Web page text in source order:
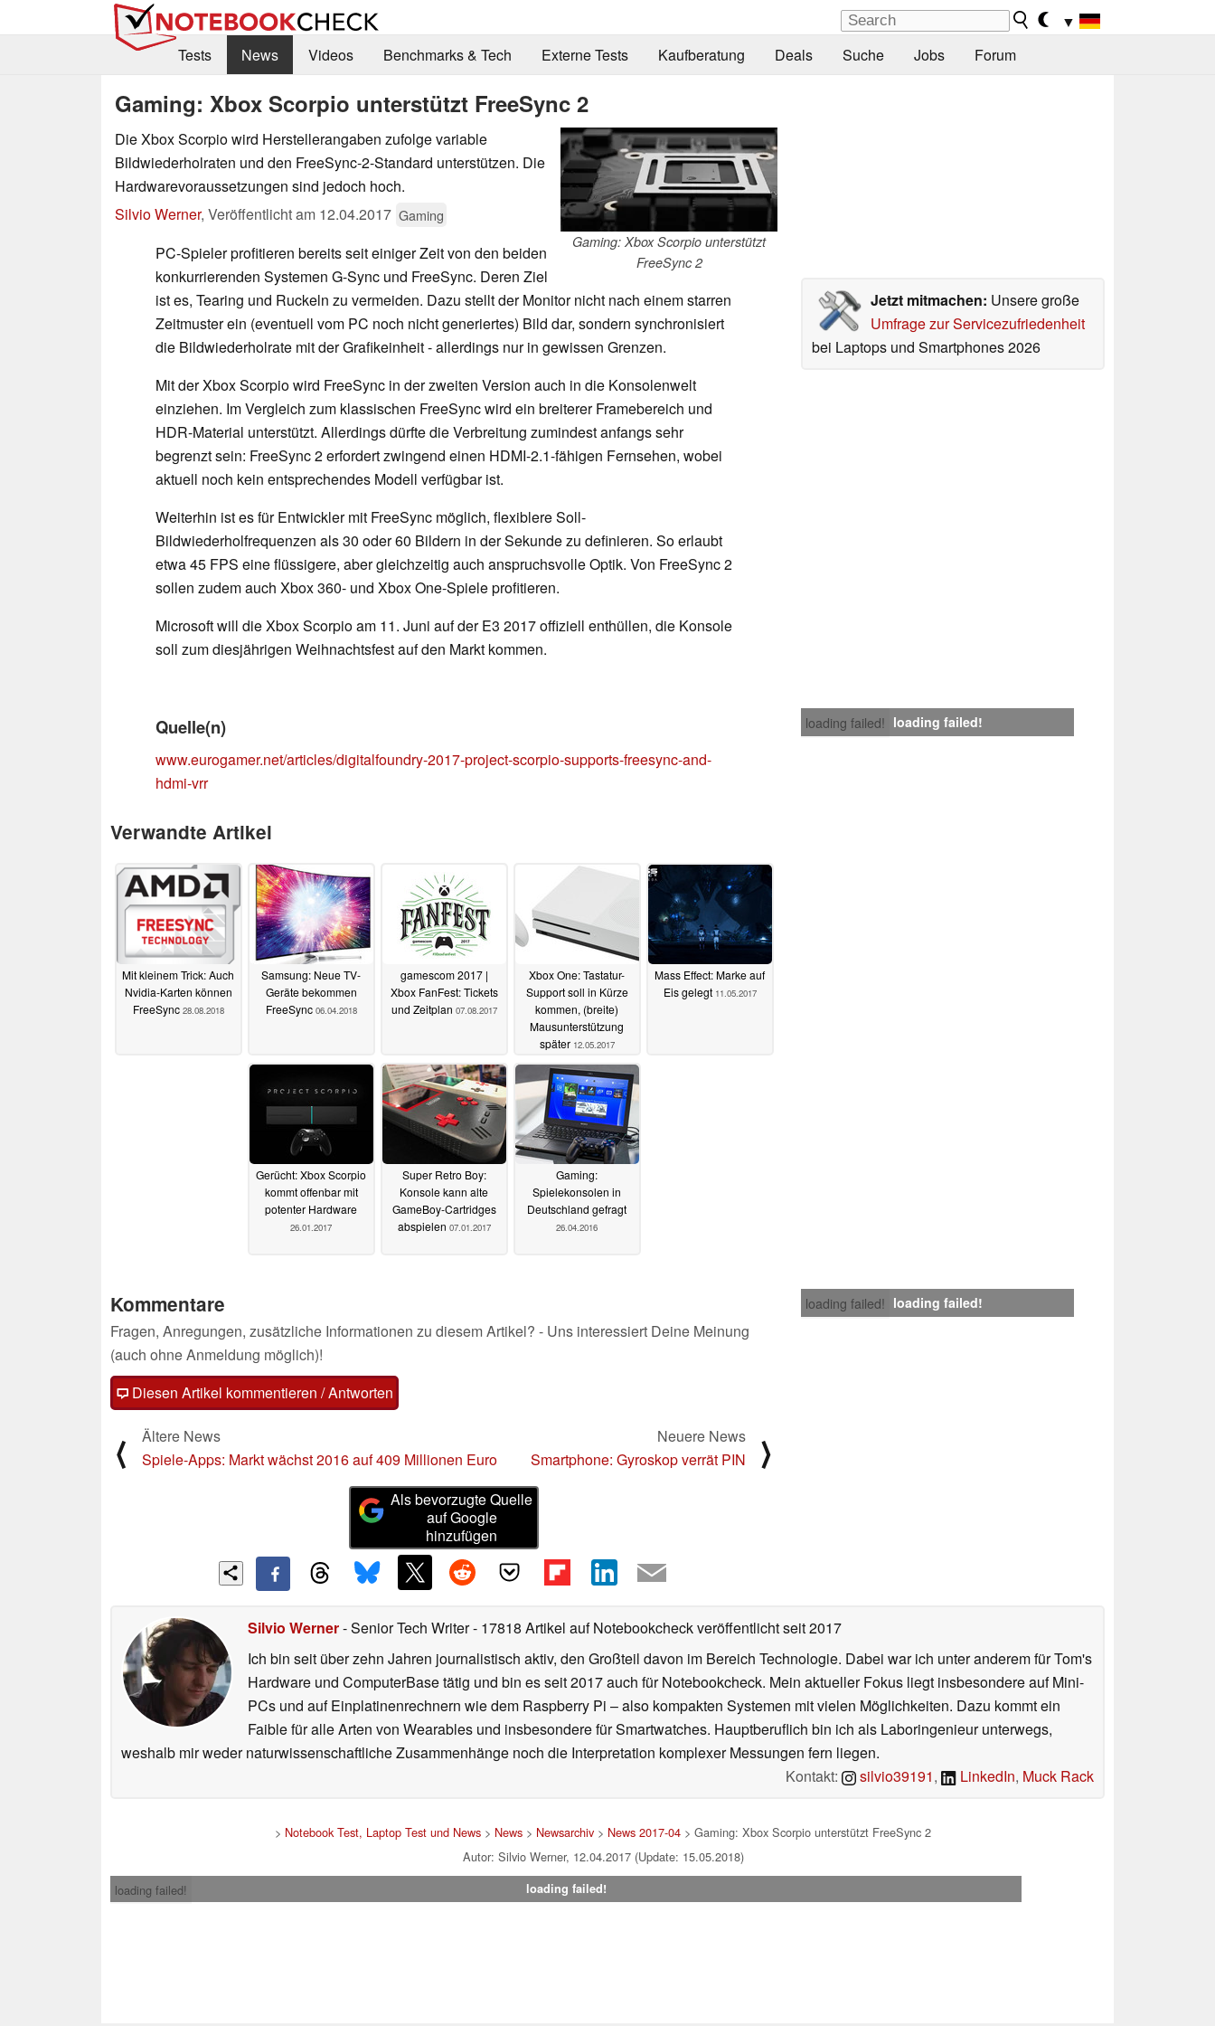
▼
Tests
News Videos Benchmarks & Tech Externe Tests Kaufberatung Deals Suche Jobs Forum
Gaming: Xbox Scorpio unterstützt FreeSync 2
Gaming: Xbox Scorpio unterstützt
FreeSync 2
Die Xbox Scorpio wird Herstellerangaben zufolge variable
Bildwiederholraten und den FreeSync-2-Standard unterstützen. Die
Hardwarevoraussetzungen sind jedoch hoch.
Silvio Werner, Veröffentlicht am 12.04.2017 Gaming
Jetzt mitmachen: Unsere große
Umfrage zur Servicezufriedenheit
bei Laptops und Smartphones 2026
PC-Spieler profitieren bereits seit einiger Zeit von den beiden
konkurrierenden Systemen G-Sync und FreeSync. Deren Ziel
ist es, Tearing und Ruckeln zu vermeiden. Dazu stellt der Monitor nicht nach einem starren
Zeitmuster ein (eventuell vom PC noch nicht generiertes) Bild dar, sondern synchronisiert
die Bildwiederholrate mit der Grafikeinheit - allerdings nur in gewissen Grenzen.
Mit der Xbox Scorpio wird FreeSync in der zweiten Version auch in die Konsolenwelt
einziehen. Im Vergleich zum klassischen FreeSync wird ein breiterer Framebereich und
HDR-Material unterstützt. Allerdings dürfte die Verbreitung zumindest anfangs sehr
begrenzt sein: FreeSync 2 erfordert zwingend einen HDMI-2.1-fähigen Fernsehen, wobei
aktuell noch kein entsprechendes Modell verfügbar ist.
Weiterhin ist es für Entwickler mit FreeSync möglich, flexiblere Soll-
Bildwiederholfrequenzen als 30 oder 60 Bildern in der Sekunde zu definieren. So erlaubt
etwa 45 FPS eine flüssigere, aber gleichzeitig auch anspruchsvolle Optik. Von FreeSync 2
sollen zudem auch Xbox 360- und Xbox One-Spiele profitieren.
Microsoft will die Xbox Scorpio am 11. Juni auf der E3 2017 offiziell enthüllen, die Konsole
soll zum diesjährigen Weihnachtsfest auf den Markt kommen.
loading failed! loading failed!
Quelle(n)
www.eurogamer.net/articles/digitalfoundry-2017-project-scorpio-supports-freesync-and-
hdmi-vrr
Verwandte Artikel
Mit kleinem Trick: Auch
Nvidia-Karten können
FreeSync 28.08.2018
Samsung: Neue TV-
Geräte bekommen
FreeSync 06.04.2018
gamescom 2017 |
Xbox FanFest: Tickets
und Zeitplan 07.08.2017
Xbox One: Tastatur-
Support soll in Kürze
kommen, (breite)
Mausunterstützung
später 12.05.2017
Mass Effect: Marke auf
Eis gelegt 11.05.2017
Gerücht: Xbox Scorpio
kommt offenbar mit
potenter Hardware
26.01.2017
Super Retro Boy:
Konsole kann alte
GameBoy-Cartridges
abspielen 07.01.2017
Gaming:
Spielekonsolen in
Deutschland gefragt
26.04.2016
loading failed! loading failed!
Kommentare
Fragen, Anregungen, zusätzliche Informationen zu diesem Artikel? - Uns interessiert Deine Meinung
(auch ohne Anmeldung möglich)!
Diesen Artikel kommentieren / Antworten
⟨
Ältere News
Spiele-Apps: Markt wächst 2016 auf 409 Millionen Euro
Neuere News
Smartphone: Gyroskop verrät PIN
⟩
Als bevorzugte Quelle
auf Google
hinzufügen
Silvio Werner- Senior Tech Writer- 17818 Artikel auf Notebookcheck veröffentlichtseit 2017
Ich bin seit über zehn Jahren journalistisch aktiv, den Großteil davon im Bereich Technologie. Dabei war ich unter anderem für Tom's
Hardware und ComputerBase tätig und bin es seit 2017 auch für Notebookcheck. Mein aktueller Fokus liegt insbesondere auf Mini-
PCs und auf Einplatinenrechnern wie dem Raspberry Pi – also kompakten Systemen mit vielen Möglichkeiten. Dazu kommt ein
Faible für alle Arten von Wearables und insbesondere für Smartwatches. Hauptberuflich bin ich als Laboringenieur unterwegs,
weshalb mir weder naturwissenschaftliche Zusammenhänge noch die Interpretation komplexer Messungen fern liegen.
Kontakt:
silvio39191, LinkedIn, Muck Rack
> Notebook Test, Laptop Test und News > News > Newsarchiv > News 2017-04 > Gaming: Xbox Scorpio unterstützt FreeSync 2
Autor: Silvio Werner, 12.04.2017 (Update: 15.05.2018)
loading failed!
loading failed!